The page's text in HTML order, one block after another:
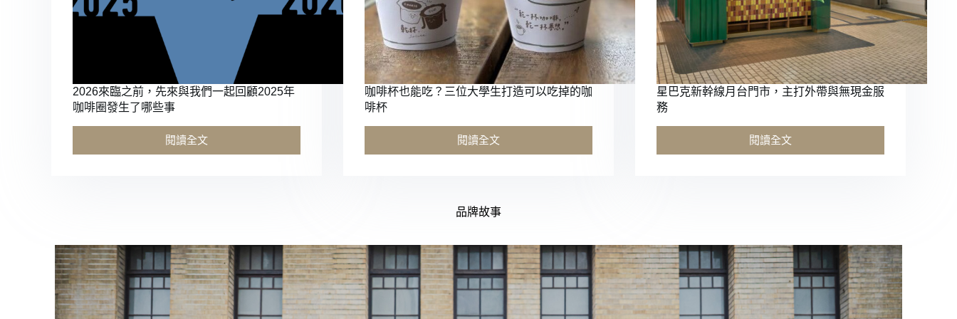
2026來臨之前，先來與我們一起回顧2025年
咖啡圈發生了哪些事
閱讀全文
咖啡杯也能吃？三位大學生打造可以吃掉的咖
啡杯
閱讀全文
星巴克新幹線月台門市，主打外帶與無現金服
務
閱讀全文
品牌故事